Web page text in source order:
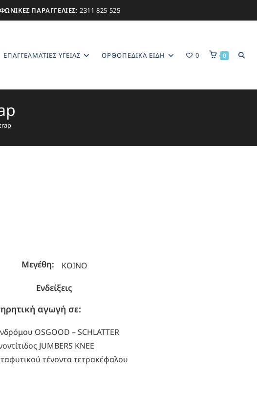
ΠΑΡΑΓΓΕΛΙΕΣ: 2311 825 525
ΕΠΑΓΓΕΛΜΑΤΊΕΣ ΥΓΕΊΑΣ ΟΡΘΟΠΕΔΙΚΑ ΕΙΔΗ 0 0
Μεγέθη: ΚΟΙΝΟ
Ενδείξεις
αγωγή σε:
OSGOOD – SCHLATTER
JUMBERS KNEE
τένοντα τετρακέφαλου